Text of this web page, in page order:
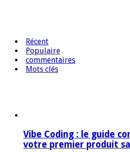
Récent
Populaire
commentaires
Mots clés
Vibe Coding : le guide
votre premier produit